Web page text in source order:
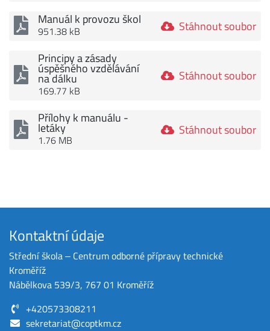
Manuál k provozu škol
951.38 kB
Stáhnout soubor
Principy a zásady
úspěšného vzdělávání
na dálku
169.77 kB
Stáhnout soubor
Přílohy k manuálu -
letáky
1.76 MB
Stáhnout soubor
Kontaktní údaje
Střední škola ‒ Centrum odborné přípravy technické
Kroměříž
Nábělkova 539/3, 767 01 Kroměříž
+420573308211
sekretariat@coptkm.cz